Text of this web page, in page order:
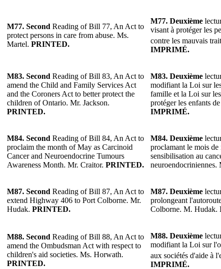
M77. Second Reading of Bill 77, An Act to
protect persons in care from abuse. Ms.
Martel. PRINTED.
M77. Deuxième
visant à protéger les
contre les mauvais
IMPRIMÉ.
M83. Second Reading of Bill 83, An Act to
amend the Child and Family Services Act
and the Coroners Act to better protect the
children of Ontario. Mr. Jackson.
PRINTED.
M83. Deuxième
modifiant la Loi sur
famille et la Loi sur
protéger les enfants
IMPRIMÉ.
M84. Second Reading of Bill 84, An Act to
proclaim the month of May as Carcinoid
Cancer and Neuroendocrine Tumours
Awareness Month. Mr. Craitor. PRINTED.
M84. Deuxième
proclamant le mois
sensibilisation au
M87. Second Reading of Bill 87, An Act to
extend Highway 406 to Port Colborne. Mr.
Hudak. PRINTED.
M87. Deuxième
prolongeant
Colborne. M. Hudak.
M88. Second Reading of Bill 88, An Act to
amend the Ombudsman Act with respect to
children's aid societies. Ms. Horwath.
PRINTED.
M88. Deuxième
modifiant la Loi sur
aux sociétés d'aide à
IMPRIMÉ.